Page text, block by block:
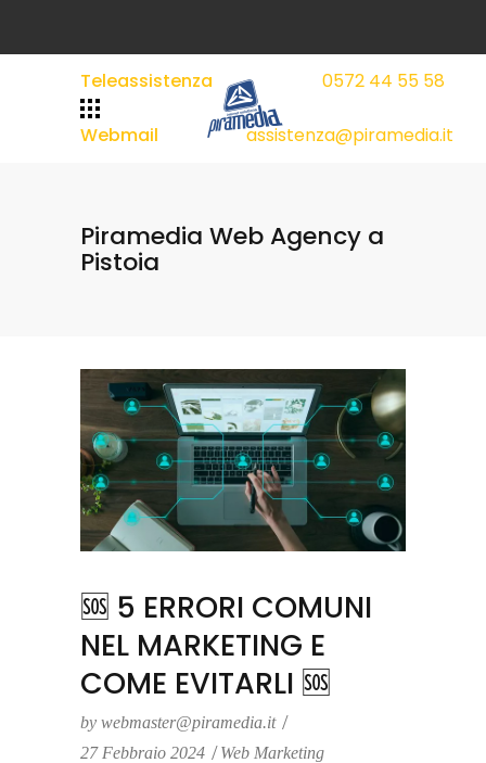
Teleassistenza
Webmail
0572 44 55 58
assistenza@piramedia.it
Piramedia Web Agency a
Pistoia
🆘 5 ERRORI COMUNI
NEL MARKETING E
COME EVITARLI 🆘
by webmaster@piramedia.it
27 Febbraio 2024
Web Marketing